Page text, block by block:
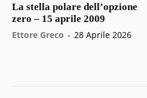
La stella polare dell’opzione
zero – 15 aprile 2009
Ettore Greco - 28 Aprile 2026